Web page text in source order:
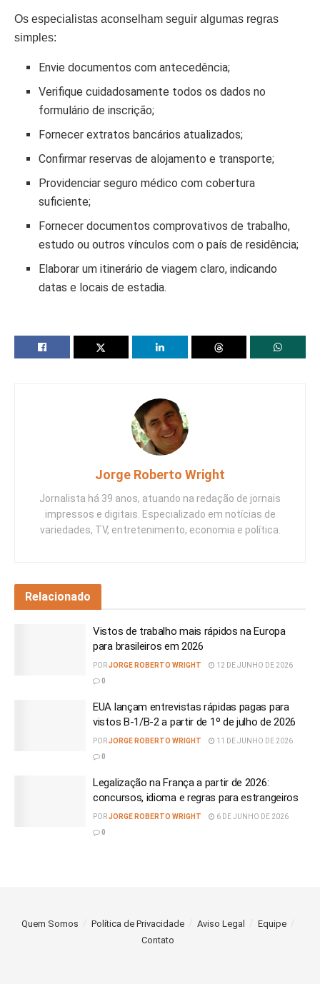
Os especialistas aconselham seguir algumas regras
simples:
Envie documentos com antecedência;
Verifique cuidadosamente todos os dados no
formulário de inscrição;
Fornecer extratos bancários atualizados;
Confirmar reservas de alojamento e transporte;
Providenciar seguro médico com cobertura
suficiente;
Fornecer documentos comprovativos de trabalho,
estudo ou outros vínculos com o país de residência;
Elaborar um itinerário de viagem claro, indicando
datas e locais de estadia.
Jorge Roberto Wright
Jornalista há 39 anos, atuando na redação de jornais
impressos e digitais. Especializado em notícias de
variedades, TV, entretenimento, economia e política.
Relacionado
Vistos de trabalho mais rápidos na Europa
para brasileiros em 2026
PORJORGE ROBERTO WRIGHT
12 DE JUNHO DE 2026
0
EUA lançam entrevistas rápidas pagas para
vistos B-1/B-2 a partir de 1º de julho de 2026
PORJORGE ROBERTO WRIGHT
11 DE JUNHO DE 2026
0
Legalização na França a partir de 2026:
concursos, idioma e regras para estrangeiros
PORJORGE ROBERTO WRIGHT
6 DE JUNHO DE 2026
0
Quem Somos Política de Privacidade Aviso Legal
Equipe
Contato